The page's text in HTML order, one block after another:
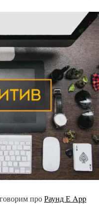
проРаунд Е App